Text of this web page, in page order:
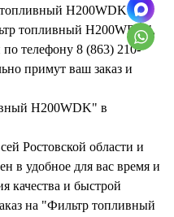
H200WDK"?
топливный H200WDK",
по телефону 8 (863) 210-
примут ваш заказ и
H200WDK" в
Ростовской области и
в удобное для вас время и
качества и быстрой
на "Фильтр топливный